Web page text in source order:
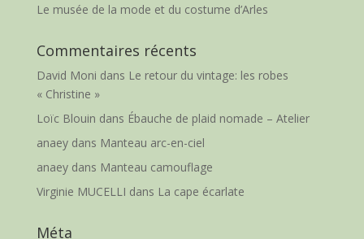
Le musée de la mode et du costume d’Arles
Commentaires récents
David Moni dans Le retour du vintage: les robes
« Christine »
Loïc Blouin dans Ébauche de plaid nomade – Atelier
anaeydans Manteau arc-en-ciel
anaeydans Manteau camouflage
Virginie MUCELLI dans La cape écarlate
Méta